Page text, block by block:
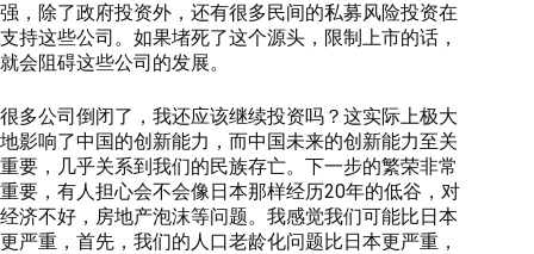
强，除了政府投资外，还有很多民间的私募风险投资在
支持这些公司。如果堵死了这个源头，限制上市的话，
就会阻碍这些公司的发展。
很多公司倒闭了，我还应该继续投资吗？这实际上极大
地影响了中国的创新能力，而中国未来的创新能力至关
重要，几乎关系到我们的民族存亡。下一步的繁荣非常
重要，有人担心会不会像日本那样经历20年的低谷，对
经济不好，房地产泡沫等问题。我感觉我们可能比日本
更严重，首先，我们的人口老龄化问题比日本更严重，